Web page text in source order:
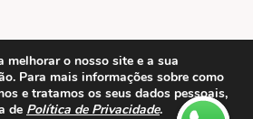
melhorar o nosso site e a sua
Para mais informações sobre como
e tratamos os seus dados pessoais,
de Política de Privacidade.